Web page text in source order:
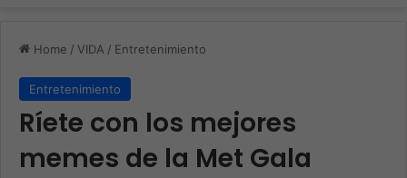
Home / VIDA / Entretenimiento
Entretenimiento
Ríete con los mejores
memes de la Met Gala